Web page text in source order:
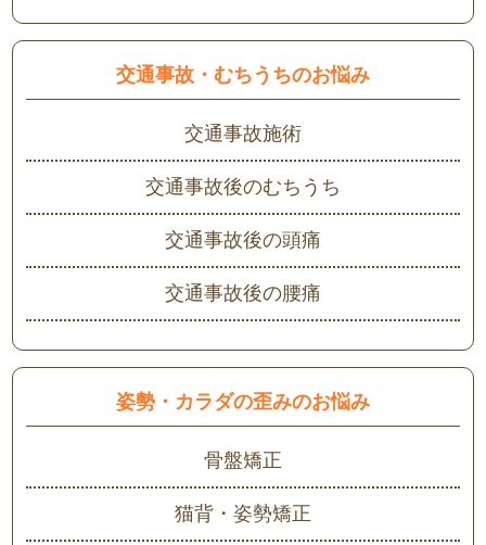
交通事故・むちうちのお悩み
交通事故施術
交通事故後のむちうち
交通事故後の頭痛
交通事故後の腰痛
姿勢・カラダの歪みのお悩み
骨盤矯正
猫背・姿勢矯正